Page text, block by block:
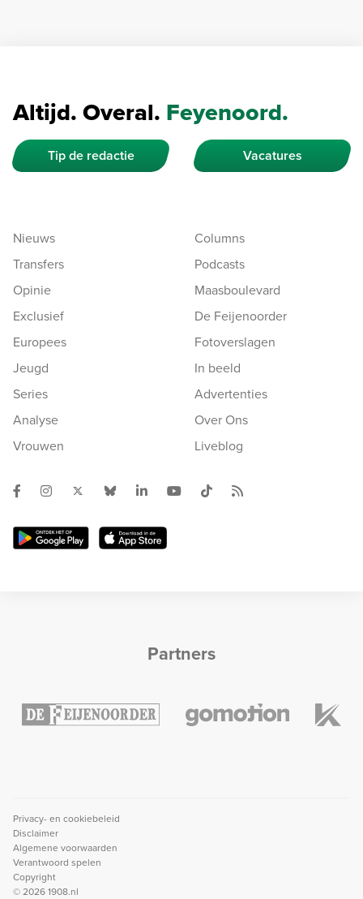
Altijd. Overal. Feyenoord.
Tip de redactie Vacatures
Nieuws
Transfers
Opinie
Exclusief
Europees
Jeugd
Series
Analyse
Vrouwen
Columns
Podcasts
Maasboulevard
De Feijenoorder
Fotoverslagen
In beeld
Advertenties
Over Ons
Liveblog
Partners
Privacy- en cookiebeleid
Disclaimer
Algemene voorwaarden
Verantwoord spelen
Copyright
© 2026 1908.nl